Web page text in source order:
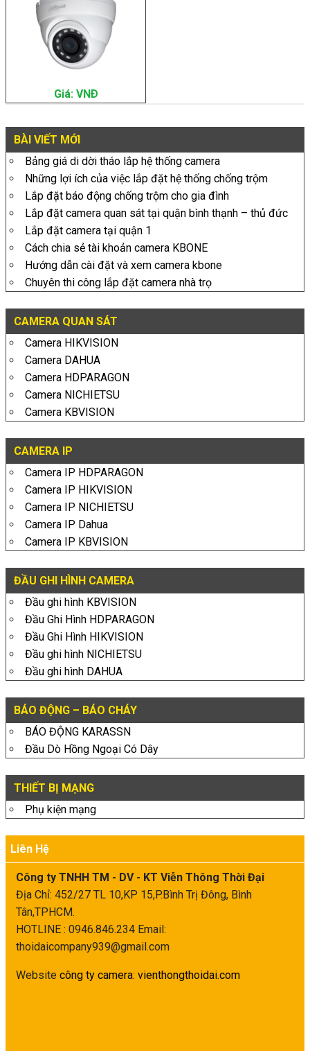
Giá: VNÐ
BÀI VIẾT MỚI
Bảng giá di dời tháo lắp hệ thống camera
Những lợi ích của việc lắp đặt hệ thống chống trộm
Lắp đặt báo động chống trộm cho gia đình
Lắp đặt camera quan sát tại quận bình thạnh – thủ đức
Lắp đặt camera tại quận 1
Cách chia sẻ tài khoản camera KBONE
Hướng dẫn cài đặt và xem camera kbone
Chuyên thi công lắp đặt camera nhà trọ
CAMERA QUAN SÁT
Camera HIKVISION
Camera DAHUA
Camera HDPARAGON
Camera NICHIETSU
Camera KBVISION
CAMERA IP
Camera IP HDPARAGON
Camera IP HIKVISION
Camera IP NICHIETSU
Camera IP Dahua
Camera IP KBVISION
ĐẦU GHI HÌNH CAMERA
Đầu ghi hình KBVISION
Đầu Ghi Hình HDPARAGON
Đầu Ghi Hình HIKVISION
Đầu ghi hình NICHIETSU
Đầu ghi hình DAHUA
BÁO ĐỘNG – BÁO CHÁY
BÁO ĐỘNG KARASSN
Đầu Dò Hồng Ngoại Có Dây
THIẾT BỊ MẠNG
Phụ kiện mạng
Liên Hệ
Công ty TNHH TM - DV - KT Viễn Thông Thời Đại
Địa Chỉ: 452/27 TL 10,KP 15,P.Bình Trị Đông, Bình
Tân,TPHCM.
HOTLINE : 0946.846.234 Email:
thoidaicompany939@gmail.com
Website công ty camera: vienthongthoidai.com